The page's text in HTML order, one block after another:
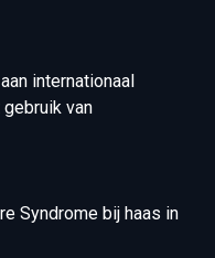
internationaal
van
Syndrome bij haas in